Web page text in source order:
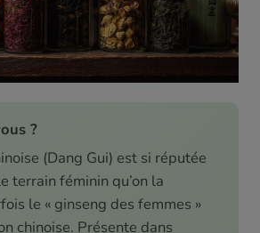
?
(Dang Gui) est si réputée
terrain féminin qu’on la
le « ginseng des femmes »
chinoise. Présente dans